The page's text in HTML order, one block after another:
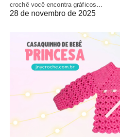
crochê você encontra gráficos…
28 de novembro de 2025